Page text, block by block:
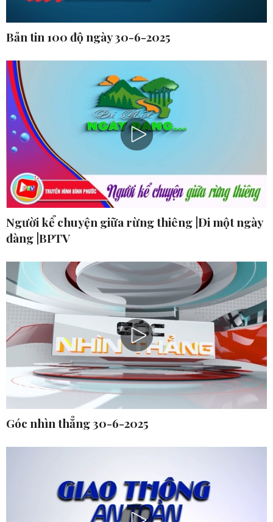
Bản tin 100 độ ngày 30-6-2025
Người kể chuyện giữa rừng thiêng |Đi một ngày
đàng |BPTV
Góc nhìn thẳng 30-6-2025